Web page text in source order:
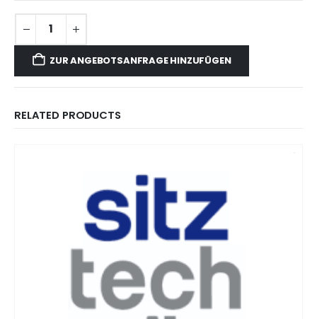
ZUR ANGEBOTSANFRAGE HINZUFÜGEN
RELATED PRODUCTS